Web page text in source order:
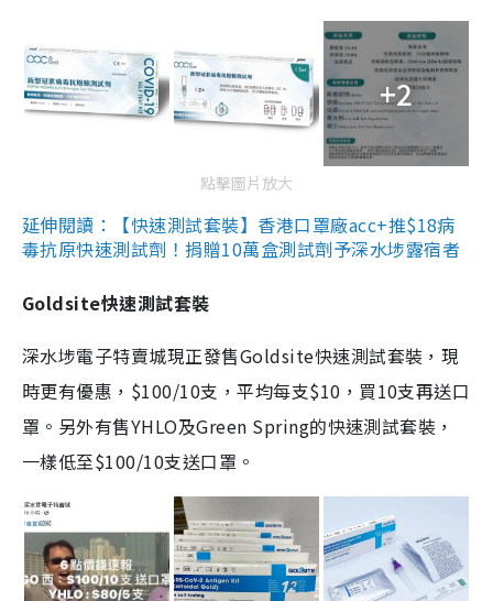
+2
點擊圖片放大
延伸閱讀：【快速測試套裝】香港口罩廠acc+推$18病
毒抗原快速測試劑！捐贈10萬盒測試劑予深水埗露宿者
Goldsite快速測試套裝
深水埗電子特賣城現正發售Goldsite快速測試套裝，現
時更有優惠，$100/10支，平均每支$10，買10支再送口
罩。另外有售YHLO及Green Spring的快速測試套裝，
一樣低至$100/10支送口罩。